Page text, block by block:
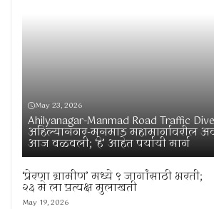
May 23, 2026
Ahilyanagar-Manmad Road Traffic
अहिल्यानगर-मनमाड महामार्गावरील
आज वळवली; ‘हे’ आहेत पर्यायी मार्ग
‘प्रेरणा ग्रामीण’ मध्ये ९ जागांसाठी भरती;
२३ मे ला प्रत्यक्ष मुलाखती
May 19, 2026